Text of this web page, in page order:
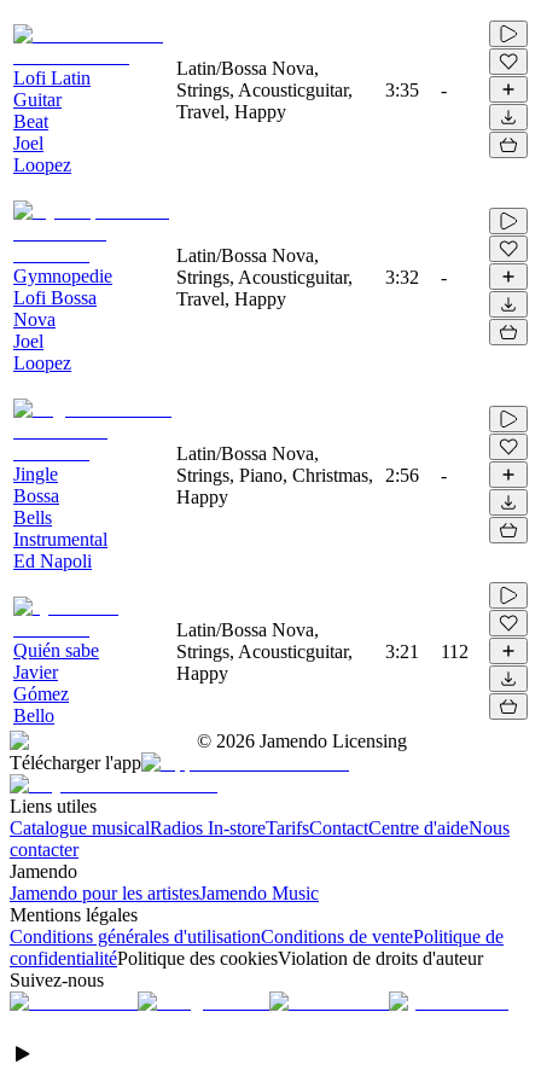
Lofi Latin
Guitar
Beat
Joel
Loopez
Latin/Bossa Nova,
Strings, Acousticguitar,
Travel, Happy
3:35 -
Gymnopedie
Lofi Bossa
Nova
Joel
Loopez
Latin/Bossa Nova,
Strings, Acousticguitar,
Travel, Happy
3:32 -
Jingle
Bossa
Bells
Instrumental
Ed Napoli
Latin/Bossa Nova,
Strings, Piano, Christmas,
Happy
2:56 -
Quién sabe
Javier
Gómez
Bello
Latin/Bossa Nova,
Strings, Acousticguitar,
Happy
3:21 112
© 2026 Jamendo Licensing
Télécharger l'app
Liens utiles
Catalogue musicalRadios In-storeTarifsContactCentre d'aideNous
contacter
Jamendo
Jamendo pour les artistesJamendo Music
Mentions légales
Conditions générales d'utilisationConditions de ventePolitique de
confidentialitéPolitique des cookiesViolation de droits d'auteur
Suivez-nous